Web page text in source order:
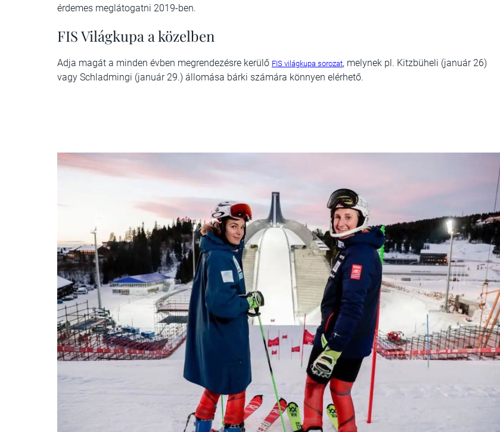
érdemes meglátogatni 2019-ben.
FIS Világkupa a közelben
Adja magát a minden évben megrendezésre kerülő FIS világkupa sorozat, melynek pl. Kitzbüheli (január 26)
vagy Schladmingi (január 29.) állomása bárki számára könnyen elérhető.